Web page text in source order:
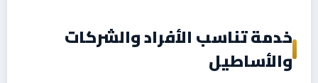
خدمة تناسب الأفراد والشركات
والأساطيل